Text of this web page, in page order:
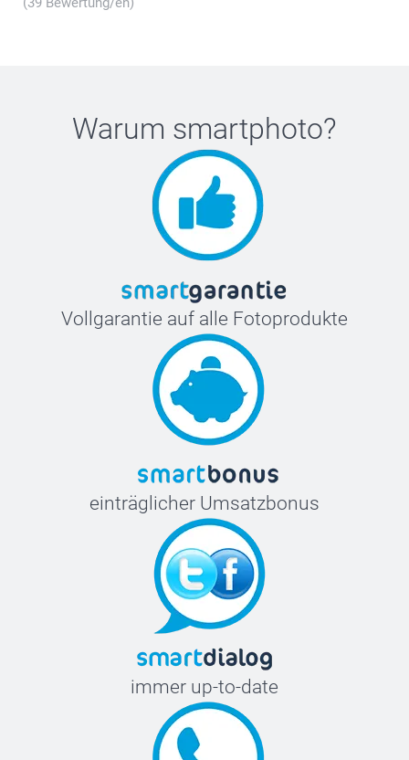
Warum smartphoto?
Vollgarantie auf alle Fotoprodukte
einträglicher Umsatzbonus
immer up-to-date